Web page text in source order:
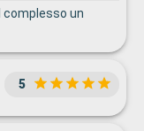
complesso un
5